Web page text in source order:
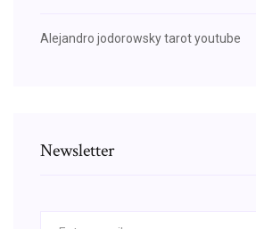
Alejandro jodorowsky tarot youtube
Newsletter